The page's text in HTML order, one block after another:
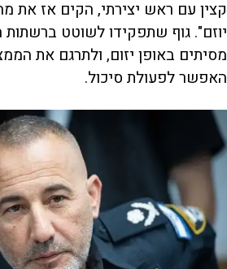
קצין עם ראש יצירתי, הקים אז את
יוזם". גוף שתפקידו לשוטט ברשתות
מסיתים באופן יזום, ולתרגם את
האפשר לפעולת סיכול.